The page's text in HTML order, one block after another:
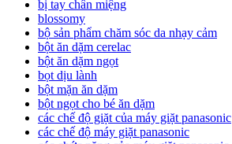
bị tay chân miệng
blossomy
bộ sản phẩm chăm sóc da nhạy cảm
bột ăn dặm cerelac
bột ăn dặm ngọt
bọt dịu lành
bột mặn ăn dặm
bột ngọt cho bé ăn dặm
các chế độ giặt của máy giặt panasonic
các chế độ máy giặt panasonic